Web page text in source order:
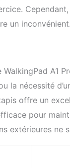
un inconvénient.
A1
la nécessité
offre un
pour
extérieures ne